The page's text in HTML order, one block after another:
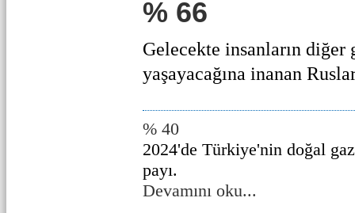
% 66
Gelecekte insanların diğer
yaşayacağına inanan
% 40
2024'de Türkiye'nin doğal
payı.
Devamını oku...